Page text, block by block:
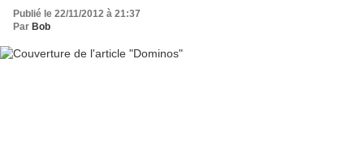
Publié le 22/11/2012 à 21:37
Par Bob